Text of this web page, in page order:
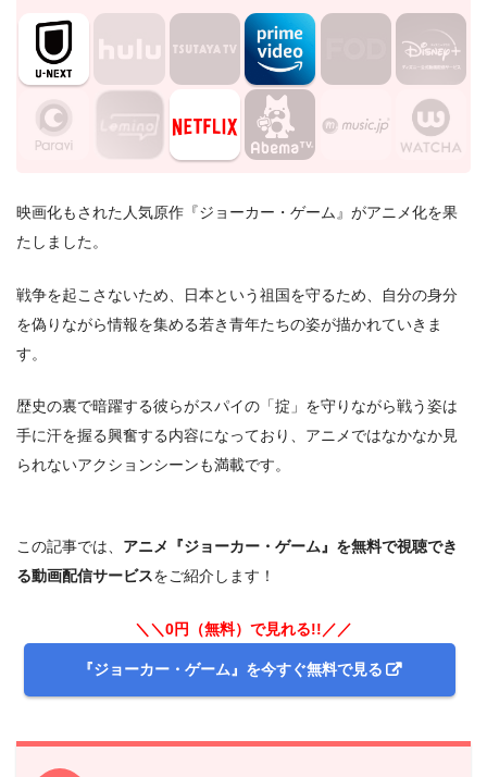
映画化もされた人気原作『ジョーカー・ゲーム』がアニメ化を果
たしました。
戦争を起こさないため、日本という祖国を守るため、自分の身分
を偽りながら情報を集める若き青年たちの姿が描かれていきま
す。
歴史の裏で暗躍する彼らがスパイの「掟」を守りながら戦う姿は
手に汗を握る興奮する内容になっており、アニメではなかなか見
られないアクションシーンも満載です。
この記事では、 アニメ『ジョーカー・ゲーム』を無料で視聴でき
る動画配信サービスをご紹介します！
＼＼0円（無料）で見れる!!／／
『ジョーカー・ゲーム』を今すぐ無料で見る